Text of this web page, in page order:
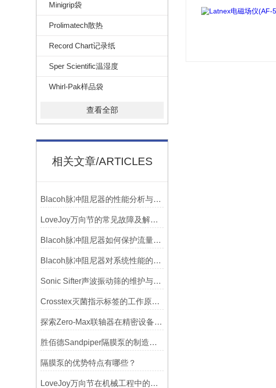
Minigrip袋
Prolimatech散热
Record Chart记录纸
Sper Scientific温湿度
Whirl-Pak样品袋
查看全部
相关文章/ARTICLES
Blacoh脉冲阻尼器的性能分析与测试方法
LoveJoy万向节的常见故障及解决方案
Blacoh脉冲阻尼器如何保护流量计、压力开关和管路附件？
Blacoh脉冲阻尼器对系统性能的影响分析
Sonic Sifter声波振动筛的维护与保养指南
Crosstex灭菌指示标签的工作原理：变色反应机制详解
探索Zero-Max联轴器在精密设备中的优势
胜佰德Sandpiper隔膜泵的制造工艺和技术难点
隔膜泵的优势特点有哪些？
LoveJoy万向节在机械工程中的重要性